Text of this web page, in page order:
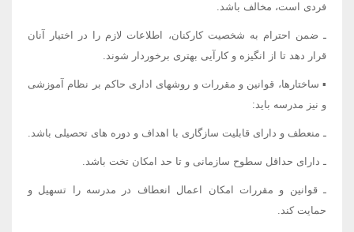
فردی است، مخالف باشد.
ـ ضمن احترام به شخصیت کارکنان، اطلاعات لازم را در اختیار آنان
قرار دهد تا از انگیزه و کارآیی بهتری برخوردار شوند.
▪ ساختارها، قوانین و مقررات و روشهای اداری حاکم بر نظام آموزشی
و نیز مدرسه باید:
ـ منعطف و دارای قابلیت سازگاری با اهداف و دوره های تحصیلی باشد.
ـ دارای حداقل سطوح سازمانی و تا حد امکان تخت باشد.
ـ قوانین و مقررات امکان اعمال انعطاف در مدرسه را تسهیل و
حمایت کند.